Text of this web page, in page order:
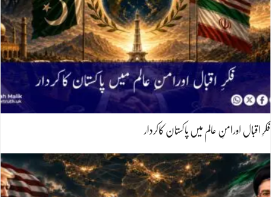
فکرِ اقبال اورامنِ عالم میں پاکستان کاکردار